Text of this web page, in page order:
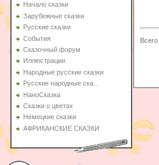
Начало сказки
Зарубежные сказки
Русские сказки
События
Сказочный форум
Иллюстрации
Народные русские сказки
Русские народные ска...
НаноСказка
Сказки о цветах
Немецкие сказки
АФРИКАНСКИЕ СКАЗКИ